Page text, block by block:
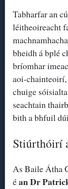
Tabharfar an
léitheoireacht
bheidh á bplé
bríomhar
aoi-chainteoirí,
chuige
seachtain
bith a bhfuil
Stiúrthóirí
As Baile Átha
éan Dr